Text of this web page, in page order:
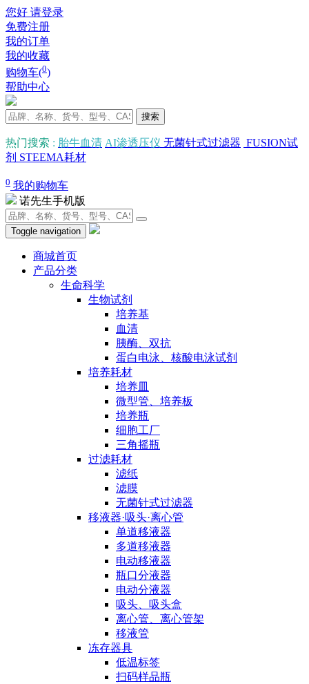
您好 请登录
免费注册
我的订单
我的收藏
购物车(0)
帮助中心
搜索
热门搜索 : 胎牛血清 AI渗透压仪 无菌针式过滤器 FUSION试
剂 STEEMA耗材
0 我的购物车
诺先生手机版
Toggle navigation
商城首页
产品分类
生命科学
生物试剂
培养基
血清
胰酶、双抗
蛋白电泳、核酸电泳试剂
培养耗材
培养皿
微型管、培养板
培养瓶
细胞工厂
三角摇瓶
过滤耗材
滤纸
滤膜
无菌针式过滤器
移液器·吸头·离心管
单道移液器
多道移液器
电动移液器
瓶口分液器
电动分液器
吸头、吸头盒
离心管、离心管架
移液管
冻存器具
低温标签
扫码样品瓶